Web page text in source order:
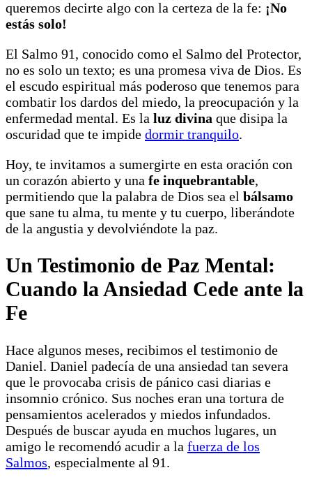
queremos decirte algo con la certeza de la fe: ¡No
estás solo!
El Salmo 91, conocido como el Salmo del Protector,
no es solo un texto; es una promesa viva de Dios. Es
el escudo espiritual más poderoso que tenemos para
combatir los dardos del miedo, la preocupación y la
enfermedad mental. Es la luz divina que disipa la
oscuridad que te impide dormir tranquilo.
Hoy, te invitamos a sumergirte en esta oración con
un corazón abierto y una fe inquebrantable,
permitiendo que la palabra de Dios sea el bálsamo
que sane tu alma, tu mente y tu cuerpo, liberándote
de la angustia y devolviéndote la paz.
Un Testimonio de Paz Mental:
Cuando la Ansiedad Cede ante la
Fe
Hace algunos meses, recibimos el testimonio de
Daniel. Daniel padecía de una ansiedad tan severa
que le provocaba crisis de pánico casi diarias e
insomnio crónico. Sus noches eran una tortura de
pensamientos acelerados y miedos infundados.
Después de buscar ayuda en muchos lugares, un
amigo le recomendó acudir a la fuerza de los
Salmos, especialmente al 91.